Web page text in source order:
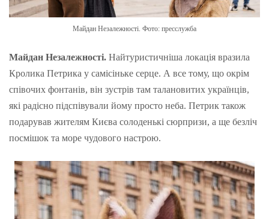
Майдан Незалежності. Фото: пресслужба
Майдан Незалежності. Найтуристичніша локація вразила
Кролика Петрика у самісіньке серце. А все тому, що окрім
співочих фонтанів, він зустрів там талановитих українців,
які радісно підспівували йому просто неба. Петрик також
подарував жителям Києва солоденькі сюрпризи, а ще безліч
посмішок та море чудового настрою.